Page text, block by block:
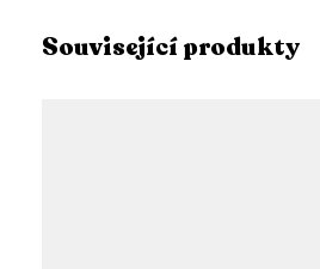
Související produkty